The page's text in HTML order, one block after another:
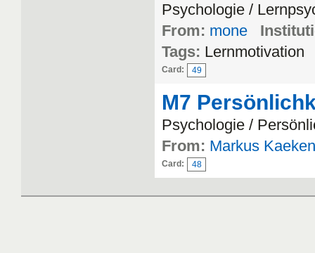
Psychologie /
From: mone
Tags: Lernmotivation
Card: 49
M7
Psychologie /
From: Markus
Card: 48